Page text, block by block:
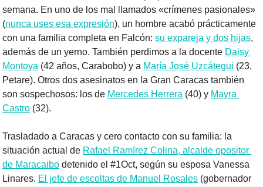
semana. En uno de los mal llamados «crímenes pasionales»
(nunca uses esa expresión), un hombre acabó prácticamente
con una familia completa en Falcón: su expareja y dos hijas,
además de un yerno. También perdimos a la docente Daisy
Montoya (42 años, Carabobo) y a María José Uzcátegui (23,
Petare). Otros dos asesinatos en la Gran Caracas también
son sospechosos: los de Mercedes Herrera (40) y Mayra
Castro (32).
Trasladado a Caracas y cero contacto con su familia: la
situación actual de Rafael Ramírez Colina, alcalde opositor
de Maracaibo detenido el #1Oct, según su esposa Vanessa
Linares. El jefe de escoltas de Manuel Rosales (gobernador